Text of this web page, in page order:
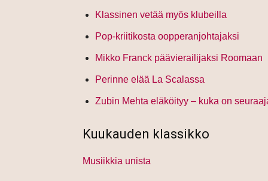
Klassinen vetää myös klubeilla
Pop-kriitikosta oopperanjohtajaksi
Mikko Franck päävierailijaksi Roomaan
Perinne elää La Scalassa
Zubin Mehta eläköityy – kuka on
Kuukauden klassikko
Musiikkia unista